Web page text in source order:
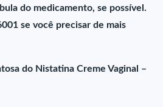
do medicamento, se possível.
se você precisar de mais
do Nistatina Creme Vaginal –